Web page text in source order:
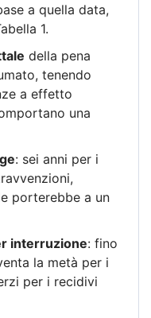
a quella data,
1.
della pena
tenendo
a effetto
una
: sei anni per i
porterebbe a un
interruzione: fino
la metà per i
per i recidivi